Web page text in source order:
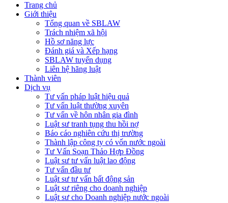
Trang chủ
Giới thiệu
Tổng quan về SBLAW
Trách nhiệm xã hội
Hồ sơ năng lực
Đánh giá và Xếp hạng
SBLAW tuyển dụng
Liên hệ hãng luật
Thành viên
Dịch vụ
Tư vấn pháp luật hiệu quả
Tư vấn luật thường xuyên
Tư vấn về hôn nhân gia đình
Luật sư tranh tụng thu hồi nợ
Báo cáo nghiên cứu thị trường
Thành lập công ty có vốn nước ngoài
Tư Vấn Soạn Thảo Hợp Đồng
Luật sư tư vấn luật lao động
Tư vấn đầu tư
Luật sư tư vấn bất động sản
Luật sư riêng cho doanh nghiệp
Luật sư cho Doanh nghiệp nước ngoài